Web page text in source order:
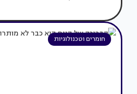
חומרים וטכנולוגיות